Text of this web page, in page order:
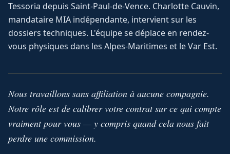
Tessoria depuis Saint-Paul-de-Vence. Charlotte Cauvin,
mandataire MIA indépendante, intervient sur les
dossiers techniques. L'équipe se déplace en rendez-
vous physiques dans les Alpes-Maritimes et le Var Est.
Nous travaillons sans affiliation à aucune compagnie.
Notre rôle est de calibrer votre contrat sur ce qui compte
vraiment pour vous — y compris quand cela nous fait
perdre une commission.